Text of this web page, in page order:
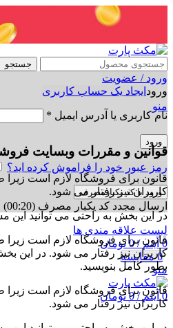
جستجو
ورود / عضویت
ورود ایجاد یک حساب کاربری
نام کاربری یا آدرس ایمیل *
ورود
رمز عبور خود را فراموش کرده اید؟
ورود با کد یکبارمصرف
ارسال مجدد کد یکبار مصرف (00:
20
)
لیست علاقه مندی ها
0 آیتم /
0 تومان
0 مقایسه
منو
0 آیتم /
0 تومان
منو
قوانین و مقررات وبسایت
قانون برای فروشگاه لازم است زیرا
کاربران نیز رفتار می شود.
در این بخش به راحتی می توانید این
قانون برای فروشگاه لازم است زیرا
کاربران نیز رفتار می شود. در این
بطور کامل بنویسید.
قانون برای فروشگاه لازم است زیرا
کاربران نیز رفتار می شود.